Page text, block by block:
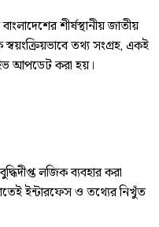
শীর্ষস্থানীয় জাতীয়
তথ্য সংগ্রহ, একই
আপডেট করা হয়।
লজিক ব্যবহার করা
ইন্টারফেস ও তথ্যের নিখুঁত